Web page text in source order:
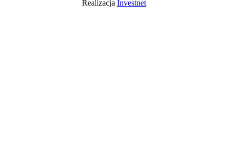
Realizacja Investnet